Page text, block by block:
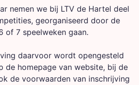
nemen we bij LTV de Hartel deel
georganiseerd door de
of 7 speelweken gaan.
daarvoor wordt opengesteld
de homepage van website, bij de
de voorwaarden van inschrijving